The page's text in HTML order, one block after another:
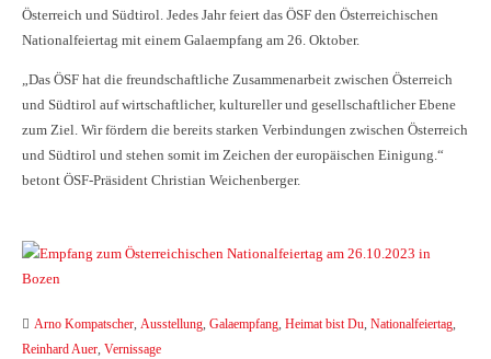
Österreich und Südtirol. Jedes Jahr feiert das ÖSF den Österreichischen
Nationalfeiertag mit einem Galaempfang am 26. Oktober.
„Das ÖSF hat die freundschaftliche Zusammenarbeit zwischen Österreich
und Südtirol auf wirtschaftlicher, kultureller und gesellschaftlicher Ebene
zum Ziel. Wir fördern die bereits starken Verbindungen zwischen Österreich
und Südtirol und stehen somit im Zeichen der europäischen Einigung.“
betont ÖSF-Präsident Christian Weichenberger.
Arno Kompatscher,Ausstellung,Galaempfang,Heimat bist Du,Nationalfeiertag,
Reinhard Auer, Vernissage